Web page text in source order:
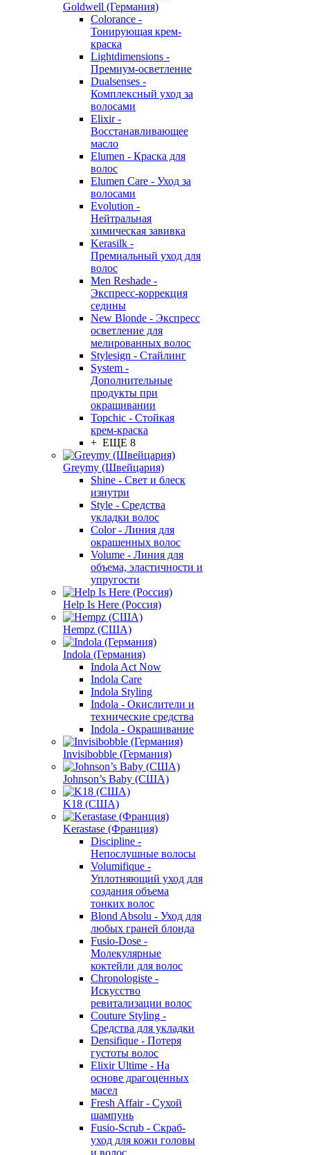
Goldwell (Германия)
Colorance -
Тонирующая крем-
краска
Lightdimensions -
Премиум-осветление
Dualsenses -
Комплексный уход за
волосами
Elixir -
Восстанавливающее
масло
Elumen - Краска для
волос
Elumen Care - Уход за
волосами
Evolution -
Нейтральная
химическая завивка
Kerasilk -
Премиальный уход для
волос
Men Reshade -
Экспресс-коррекция
седины
New Blonde - Экспресс
осветление для
мелированных волос
Stylesign - Стайлинг
System -
Дополнительные
продукты при
окрашивании
Topchic - Стойкая
крем-краска
+ ЕЩЕ 8
Greymy (Швейцария)
Shine - Свет и блеск
изнутри
Style - Средства
укладки волос
Color - Линия для
окрашенных волос
Volume - Линия для
объема, эластичности и
упругости
Help Is Here (Россия)
Hempz (США)
Indola (Германия)
Indola Act Now
Indola Care
Indola Styling
Indola - Окислители и
технические средства
Indola - Окрашивание
Invisibobble (Германия)
Johnson’s Baby (США)
K18 (США)
Kerastase (Франция)
Discipline -
Непослушные волосы
Volumifique -
Уплотняющий уход для
создания объема
тонких волос
Blond Absolu - Уход для
любых граней блонда
Fusio-Dose -
Молекулярные
коктейли для волос
Chronologiste -
Искусство
ревитализации волос
Couture Styling -
Средства для укладки
Densifique - Потеря
густоты волос
Elixir Ultime - На
основе драгоценных
масел
Fresh Affair - Сухой
шампунь
Fusio-Scrub - Скраб-
уход для кожи головы
и волос